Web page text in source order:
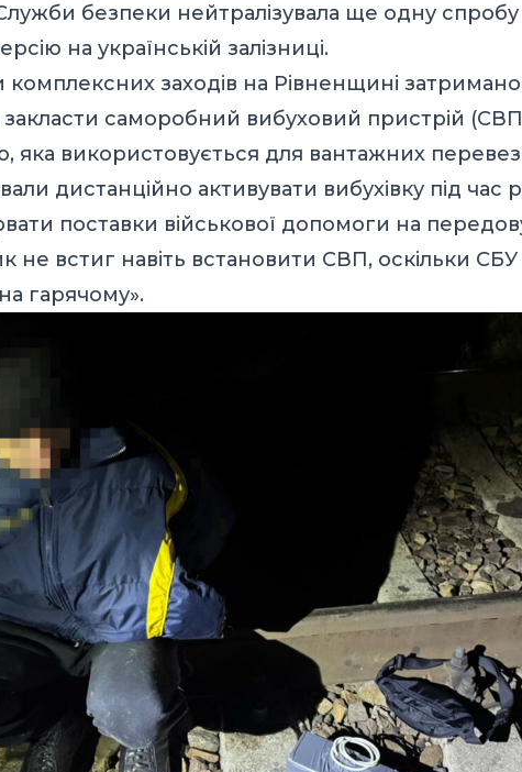
безпеки нейтралізувала ще одну
на українській залізниці.
комплексних заходів на Рівненщині
саморобний вибуховий пристрій
яка використовується для вантажних
дистанційно активувати вибухівку під час
поставки військової допомоги на
не встиг навіть встановити СВП, оскільки
гарячому».